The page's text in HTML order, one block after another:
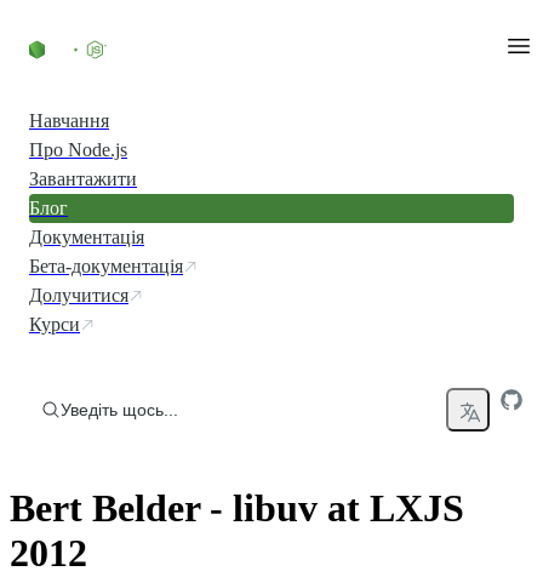
Навчання
Про Node.js
Завантажити
Блог
Документація
Бета-документація
Долучитися
Курси
Уведіть щось...
Bert Belder - libuv at LXJS
2012